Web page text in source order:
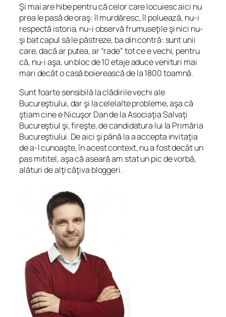
Şi mai are hibe pentru că celor care locuiesc aici nu
prea le pasă de oraş: îl murdăresc, îl poluează, nu-i
respectă istoria, nu-i observă frumuseţile şi nici nu-
şi bat capul să le păstreze, ba din contră: sunt unii
care, dacă ar putea, ar “rade” tot ce e vechi, pentru
că, nu-i aşa, un bloc de 10 etaje aduce venituri mai
mari decât o casă boierească de la 1800 toamnă.
Sunt foarte sensibilă la clădirile vechi ale
Bucureştiului, dar şi la celelalte probleme, aşa că
ştiam cine e Nicuşor Dan de la Asociaţia Salvaţi
Bucureştiul şi, fireşte, de candidatura lui la Primăria
Bucureştiului. De aici şi până la a accepta invitaţia
de a-l cunoaşte, în acest context, nu a fost decât un
pas mititel, aşa că aseară am stat un pic de vorbă,
alături de alţi câţiva bloggeri.